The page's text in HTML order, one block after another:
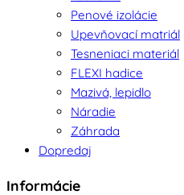
Penové izolácie
Upevňovací matriál
Tesneniaci materiál
FLEXI hadice
Mazivá, lepidlo
Náradie
Záhrada
Dopredaj
Informácie